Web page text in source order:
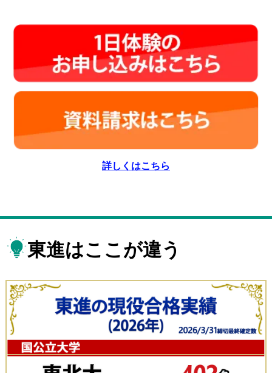
詳しくはこちら
東進はここが違う